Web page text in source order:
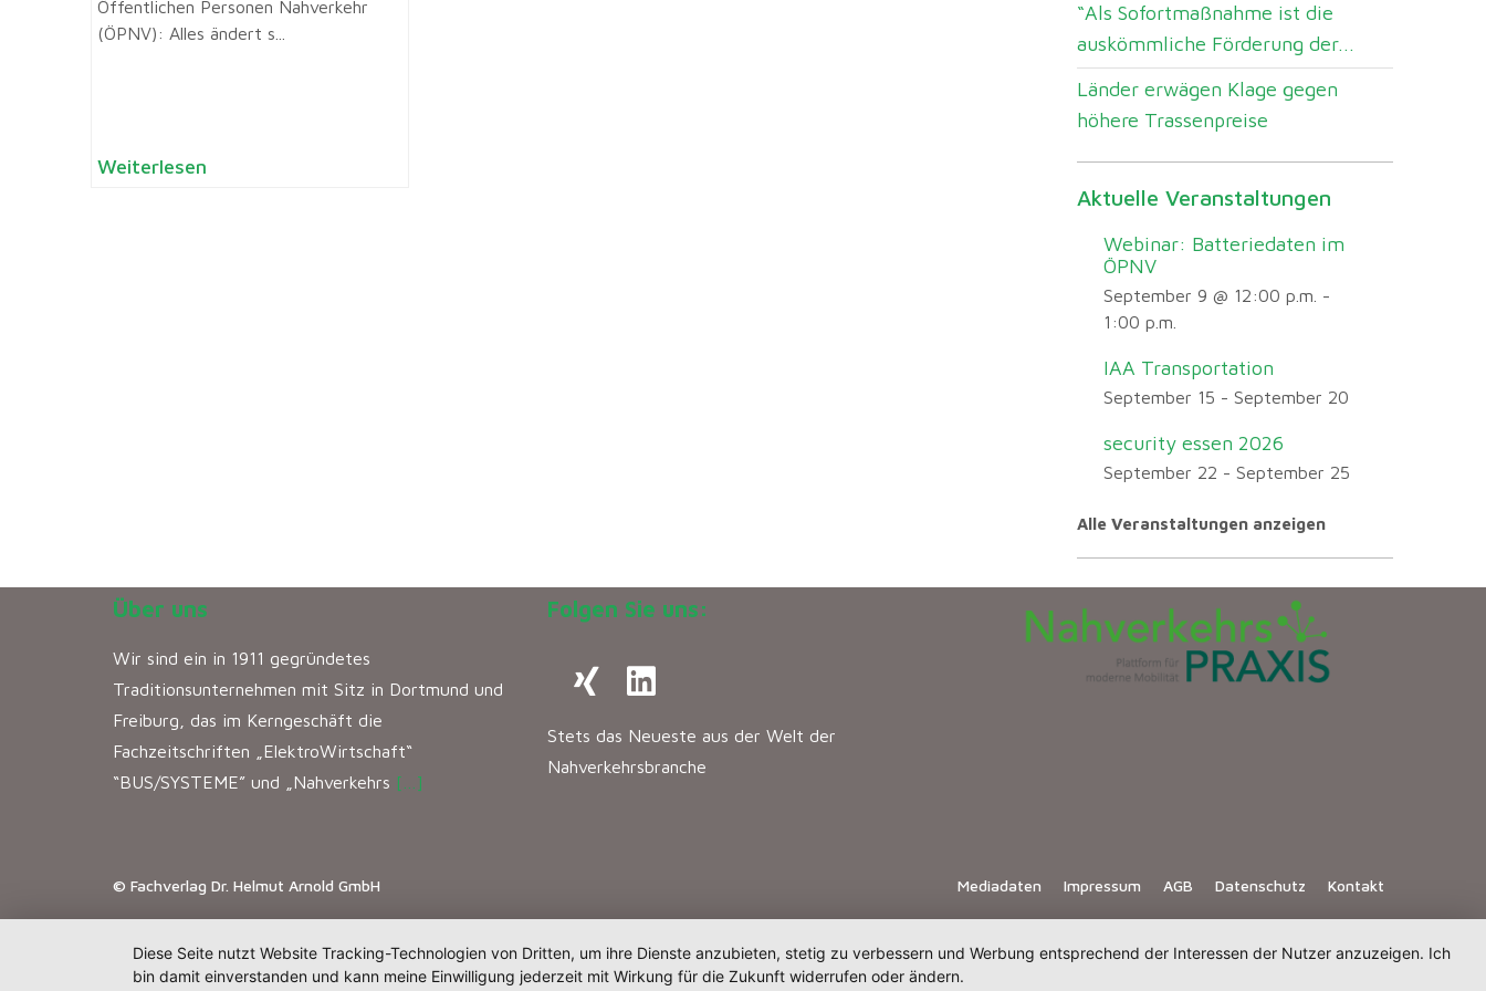
Öffentlichen Personen Nahverkehr
(ÖPNV): Alles ändert s...
Weiterlesen
“Als Sofortmaßnahme ist die
auskömmliche Förderung der...
Länder erwägen Klage gegen
höhere Trassenpreise
Aktuelle Veranstaltungen
Webinar: Batteriedaten im
ÖPNV
September 9 @ 12:00 p.m. -
1:00 p.m.
IAA Transportation
September 15 -September 20
security essen 2026
September 22 -September 25
Alle Veranstaltungen anzeigen
Über uns
Wir sind ein in 1911 gegründetes
Traditionsunternehmen mit Sitz in Dortmund und
Freiburg, das im Kerngeschäft die
Fachzeitschriften „ElektroWirtschaft“
“BUS/SYSTEME” und „Nahverkehrs […]
Folgen Sie uns:
Stets das Neueste aus der Welt der
Nahverkehrsbranche
© Fachverlag Dr. Helmut Arnold GmbH Mediadaten Impressum AGB Datenschutz Kontakt
Diese Seite nutzt Website Tracking-Technologien von Dritten, um ihre Dienste anzubieten, stetig zu verbessern und Werbung entsprechend der Interessen der Nutzer anzuzeigen. Ich
bin damit einverstanden und kann meine Einwilligung jederzeit mit Wirkung für die Zukunft widerrufen oder ändern.